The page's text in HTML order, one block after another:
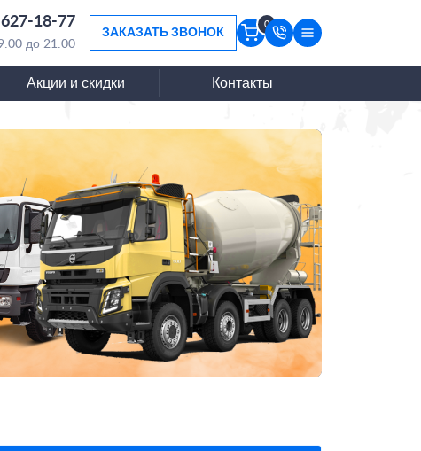
627-18-77
до 21:00
ЗАКАЗАТЬ ЗВОНОК
0
Акции и скидки Контакты